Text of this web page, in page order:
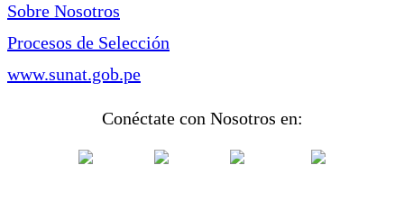
Sobre Nosotros
Procesos de Selección
www.sunat.gob.pe
Conéctate con Nosotros en: